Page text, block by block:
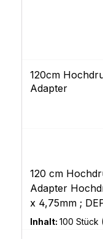
120cm
Adapter
120 cm
Adapter
x 4,75mm ;
1200 psi,
Inhalt: 100 Stück